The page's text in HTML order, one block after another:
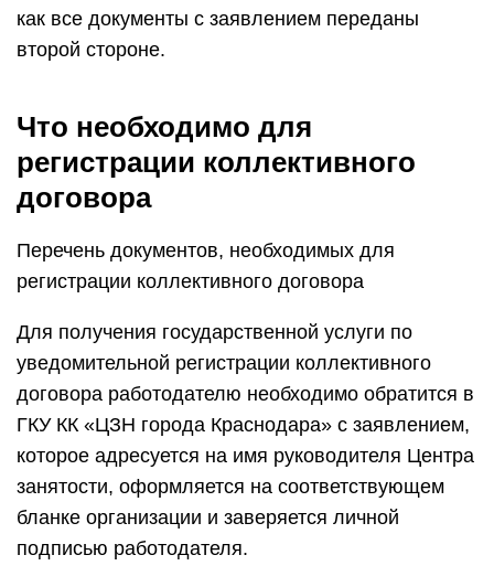
как все документы с заявлением переданы
второй стороне.
Что необходимо для
регистрации коллективного
договора
Перечень документов, необходимых для
регистрации коллективного договора
Для получения государственной услуги по
уведомительной регистрации коллективного
договора работодателю необходимо обратится в
ГКУ КК «ЦЗН города Краснодара» с заявлением,
которое адресуется на имя руководителя Центра
занятости, оформляется на соответствующем
бланке организации и заверяется личной
подписью работодателя.